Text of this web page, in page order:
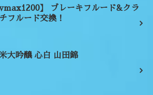
vmax1200】 ブレーキフルード&クラ
フルード交換！
大吟醸 心白 山田錦